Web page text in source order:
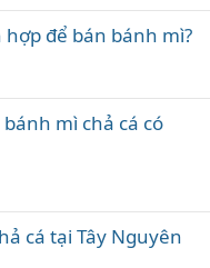
để bán bánh mì?
mì chả cá có
cá tại Tây Nguyên